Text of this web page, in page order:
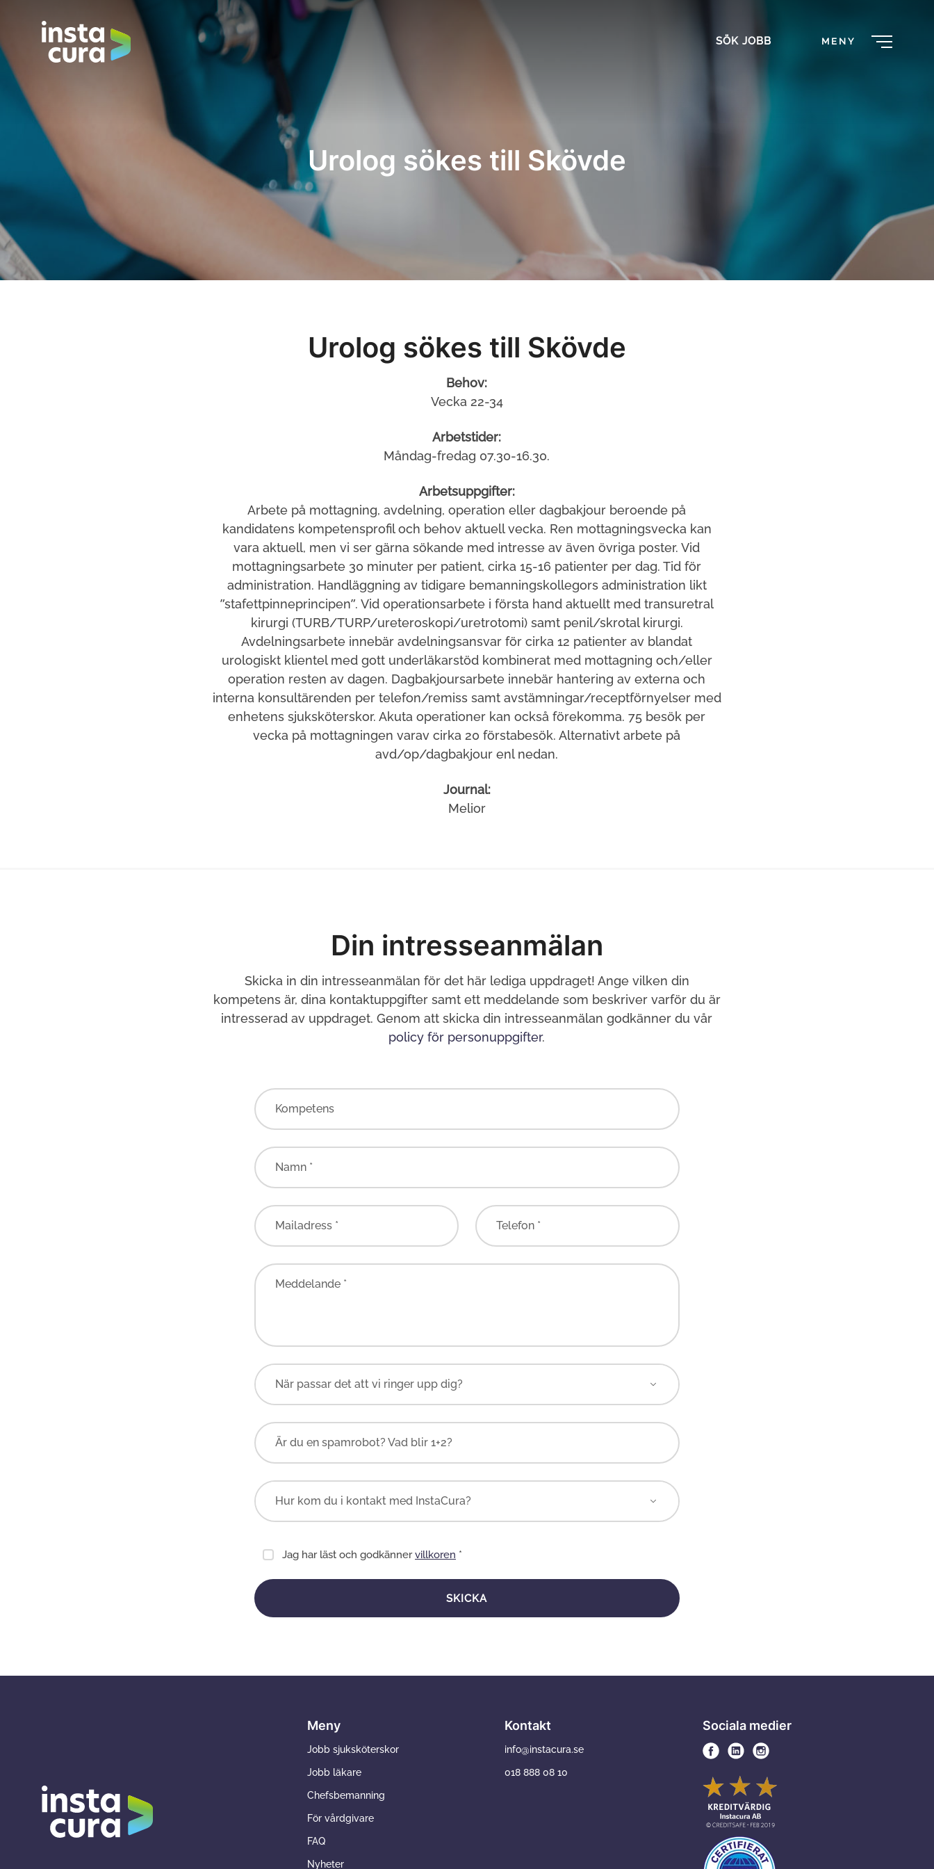
SÖK JOBB MENY
Urolog sökes till Skövde
Urolog sökes till Skövde
Behov:
Vecka 22-34
Arbetstider:
Måndag-fredag 07.30-16.30.
Arbetsuppgifter:
Arbete på mottagning, avdelning, operation eller dagbakjour beroende på
kandidatens kompetensprofil och behov aktuell vecka. Ren mottagningsvecka kan
vara aktuell, men vi ser gärna sökande med intresse av även övriga poster. Vid
mottagningsarbete 30 minuter per patient, cirka 15-16 patienter per dag. Tid för
administration. Handläggning av tidigare bemanningskollegors administration likt
”stafettpinneprincipen”. Vid operationsarbete i första hand aktuellt med transuretral
kirurgi (TURB/TURP/ureteroskopi/uretrotomi) samt penil/skrotal kirurgi.
Avdelningsarbete innebär avdelningsansvar för cirka 12 patienter av blandat
urologiskt klientel med gott underläkarstöd kombinerat med mottagning och/eller
operation resten av dagen. Dagbakjoursarbete innebär hantering av externa och
interna konsultärenden per telefon/remiss samt avstämningar/receptförnyelser med
enhetens sjuksköterskor. Akuta operationer kan också förekomma. 75 besök per
vecka på mottagningen varav cirka 20 förstabesök. Alternativt arbete på
avd/op/dagbakjour enl nedan.
Journal:
Melior
Din intresseanmälan
Skicka in din intresseanmälan för det här lediga uppdraget! Ange vilken din
kompetens är, dina kontaktuppgifter samt ett meddelande som beskriver varför du är
intresserad av uppdraget. Genom att skicka din intresseanmälan godkänner du vår
policy för personuppgifter.
Kompetens
Namn *
Mailadress * Telefon *
Meddelande *
Är du en spamrobot? Vad blir 1+2?
Jag har läst och godkännervillkoren *
SKICKA
Meny
Jobb sjuksköterskor
Jobb läkare
Chefsbemanning
För vårdgivare
FAQ
Nyheter
Kontakt
info@instacura.se
018 888 08 10
Sociala medier